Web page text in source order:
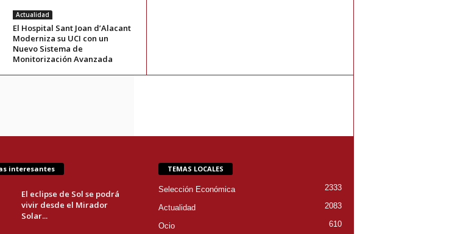
Actualidad
El Hospital Sant Joan d’Alacant
Moderniza su UCI con un
Nuevo Sistema de
Monitorización Avanzada
interesantes
El eclipse de Sol se podrá
vivir desde el Mirador
Solar...
TEMAS LOCALES
Selección Económica 2333
Actualidad 2083
Ocio 610